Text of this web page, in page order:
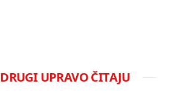
DRUGI UPRAVO ČITAJU